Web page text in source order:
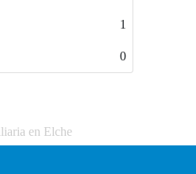
1
0
en Elche